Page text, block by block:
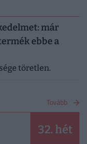
már
ebbe a
töretlen.
Tovább
32. hét